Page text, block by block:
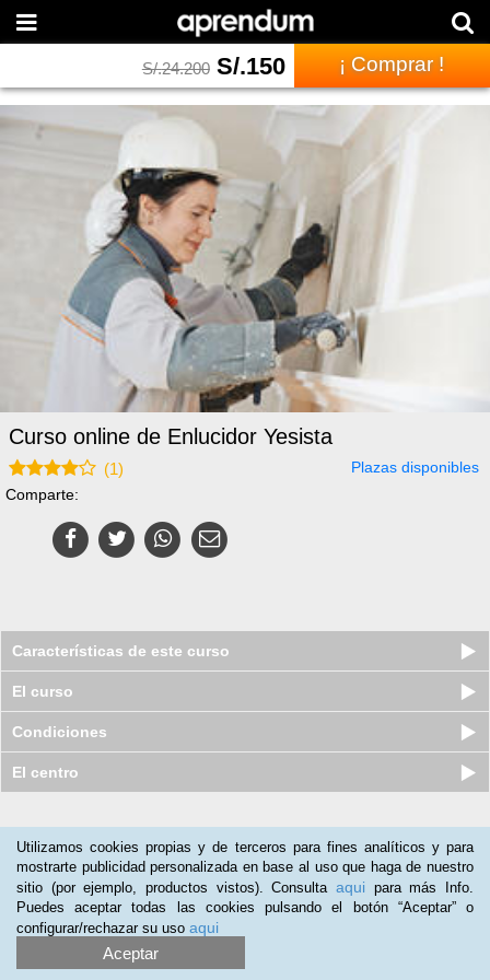
S/.24.200 S/.150 ¡ Comprar !
Curso online de Enlucidor Yesista
(1)
Plazas disponibles
Comparte:
Características de este curso
El curso
Condiciones
El centro
Jose Socorro(17-09-2019)
A las personas que se dediquen al yeso , o al mantenimiento.
Utilizamos cookies propias y de terceros para fines analíticos y para
mostrarte publicidad personalizada en base al uso que haga de nuestro
sitio (por ejemplo, productos vistos). Consulta aqui para más Info.
Puedes aceptar todas las cookies pulsando el botón “Aceptar” o
configurar/rechazar su uso aqui
Aceptar